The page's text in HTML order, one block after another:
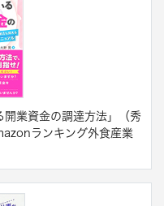
開業資金の調達方法」（秀
ランキング外食産業